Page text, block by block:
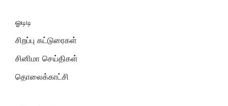
ஓடிடி
சிறப்பு கட்டுரைகள்
சினிமா செய்திகள்
தொலைக்காட்சி